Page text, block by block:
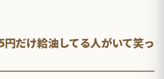
だけ給油してる人がいて笑っ